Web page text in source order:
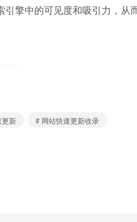
擎中的可见度和吸引力，从
更新 # 网站快速更新收录